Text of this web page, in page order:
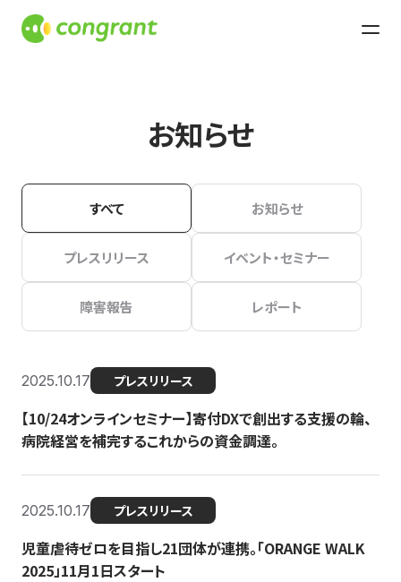
お知らせ
すべて お知らせ
プレスリリース イベント・セミナー
障害報告 レポート
2025.10.17 プレスリリース
【10/24オンラインセミナー】寄付DXで創出する支援の輪、
病院経営を補完するこれからの資金調達。
2025.10.17 プレスリリース
児童虐待ゼロを目指し21団体が連携。「ORANGE WALK
2025」11月1日スタート